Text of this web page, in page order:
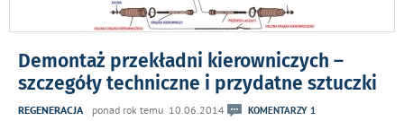
Demontaż przekładni kierowniczych –
szczegóły techniczne i przydatne sztuczki
REGENERACJA ponad rok temu 10.06.2014 KOMENTARZY 1